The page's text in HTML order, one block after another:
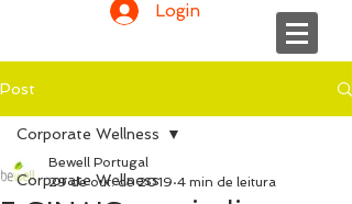
Login
Post
Corporate Wellness
Corporate Wellness
Bewell Portugal
29 de out. de 2019 4 min de leitura